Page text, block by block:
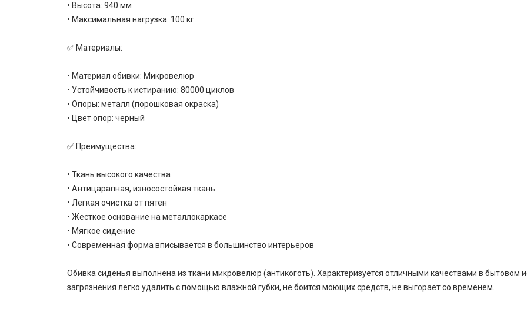
• Высота: 940 мм
• Максимальная нагрузка: 100 кг
✅ Материалы:
• Материал обивки: Микровелюр
• Устойчивость к истиранию: 80000 циклов
• Опоры: металл (порошковая окраска)
• Цвет опор: черный
✅ Преимущества:
• Ткань высокого качества
• Антицарапная, износостойкая ткань
• Легкая очистка от пятен
• Жесткое основание на металлокаркасе
• Мягкое сидение
• Современная форма вписывается в большинство интерьеров
Обивка сиденья выполнена из ткани микровелюр (антикоготь). Характеризуется отличными качествами в бытовом
загрязнения легко удалить с помощью влажной губки, не боится моющих средств, не выгорает со временем.